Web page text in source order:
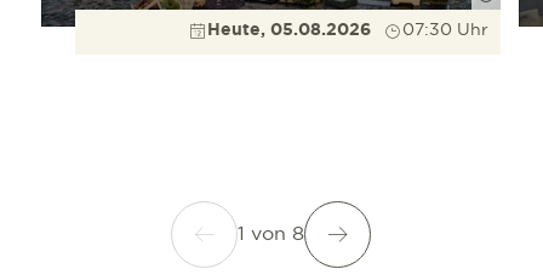
Heute, 05.08.2026 07:30 Uhr
1 von 8